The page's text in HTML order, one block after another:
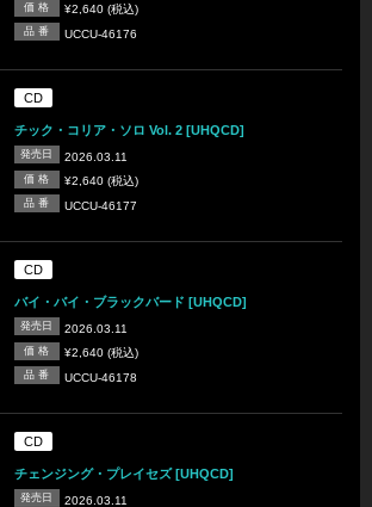
価 格 ¥2,640 (税込)
品 番 UCCU-46176
CD
チック・コリア・ソロ Vol. 2 [UHQCD]
発売日 2026.03.11
価 格 ¥2,640 (税込)
品 番 UCCU-46177
CD
バイ・バイ・ブラックバード [UHQCD]
発売日 2026.03.11
価 格 ¥2,640 (税込)
品 番 UCCU-46178
CD
チェンジング・プレイセズ [UHQCD]
発売日 2026.03.11